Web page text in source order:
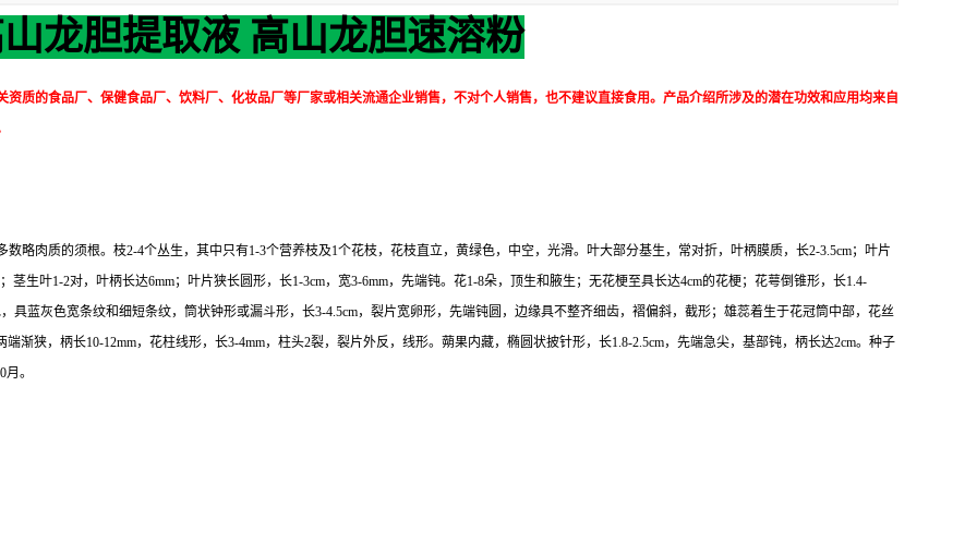
龙胆提取液 高山龙胆速溶粉
质的食品厂、保健食品厂、饮料厂、化妆品厂等厂家或相关流通企业销售，不对个人销售，也不建议直接食用。产品介绍所涉及的潜在功效和应用均来自
略肉质的须根。枝2-4个丛生，其中只有1-3个营养枝及1个花枝，花枝直立，黄绿色，中空，光滑。叶大部分基生，常对折，叶柄膜质，长2-3.5cm；叶片
生叶1-2对，叶柄长达6mm；叶片狭长圆形，长1-3cm，宽3-6mm，先端钝。花1-8朵，顶生和腋生；无花梗至具长达4cm的花梗；花萼倒锥形，长1.4-
具蓝灰色宽条纹和细短条纹，筒状钟形或漏斗形，长3-4.5cm，裂片宽卵形，先端钝圆，边缘具不整齐细齿，褶偏斜，截形；雄蕊着生于花冠筒中部，花丝
渐狭，柄长10-12mm，花柱线形，长3-4mm，柱头2裂，裂片外反，线形。蒴果内藏，椭圆状披针形，长1.8-2.5cm，先端急尖，基部钝，柄长达2cm。种子
。